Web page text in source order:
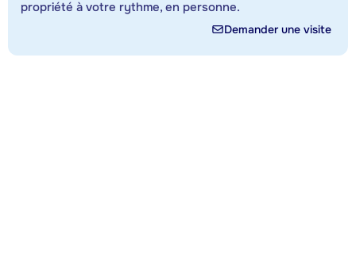
propriété à votre rythme, en personne.
Demander une visite